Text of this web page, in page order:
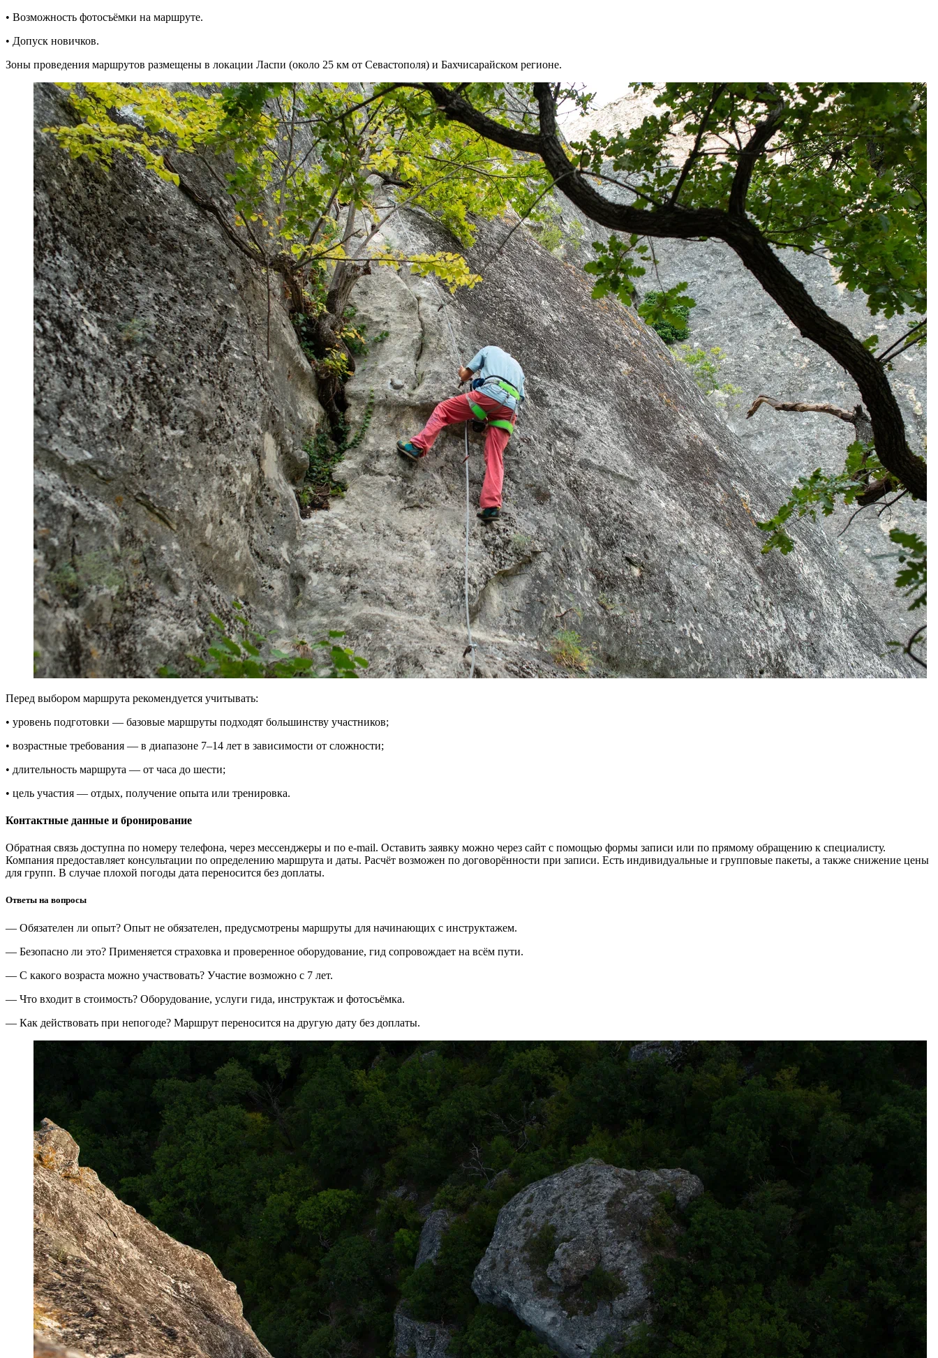
• Возможность фотосъёмки на маршруте.
• Допуск новичков.
Зоны проведения маршрутов размещены в локации Ласпи (около 25 км от Севастополя) и Бахчисарайском регионе.
Перед выбором маршрута рекомендуется учитывать:
• уровень подготовки — базовые маршруты подходят большинству участников;
• возрастные требования — в диапазоне 7–14 лет в зависимости от сложности;
• длительность маршрута — от часа до шести;
• цель участия — отдых, получение опыта или тренировка.
Контактные данные и бронирование
Обратная связь доступна по номеру телефона, через мессенджеры и по e-mail. Оставить заявку можно через сайт с помощью формы записи или по прямому обращению к специалисту.
Компания предоставляет консультации по определению маршрута и даты. Расчёт возможен по договорённости при записи. Есть индивидуальные и групповые пакеты, а также снижение цены
для групп. В случае плохой погоды дата переносится без доплаты.
Ответы на вопросы
— Обязателен ли опыт? Опыт не обязателен, предусмотрены маршруты для начинающих с инструктажем.
— Безопасно ли это? Применяется страховка и проверенное оборудование, гид сопровождает на всём пути.
— С какого возраста можно участвовать? Участие возможно с 7 лет.
— Что входит в стоимость? Оборудование, услуги гида, инструктаж и фотосъёмка.
— Как действовать при непогоде? Маршрут переносится на другую дату без доплаты.